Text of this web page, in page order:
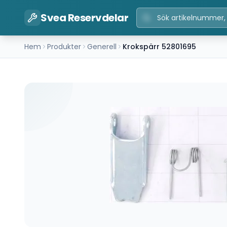
Svea Reservdelar
Hem Produkter Generell Krokspärr 52801695